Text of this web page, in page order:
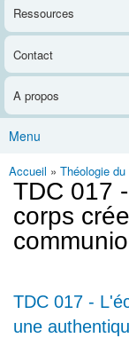
Ressources
Contact
A propos
Menu
Vous êtes ici
Accueil » Théologie du
TDC 017
corps
TDC 017 -
une